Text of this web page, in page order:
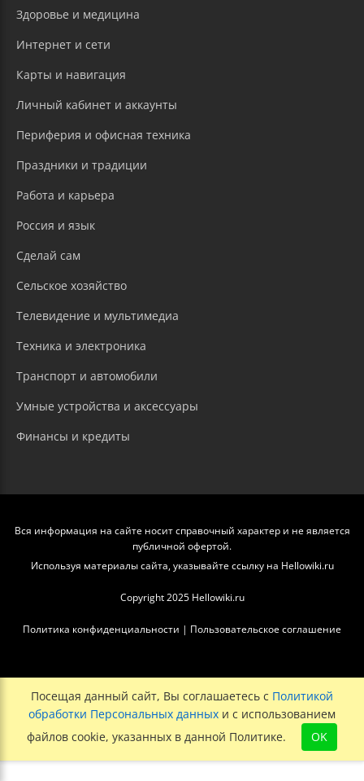
Здоровье и медицина
Интернет и сети
Карты и навигация
Личный кабинет и аккаунты
Периферия и офисная техника
Праздники и традиции
Работа и карьера
Россия и язык
Сделай сам
Сельское хозяйство
Телевидение и мультимедиа
Техника и электроника
Транспорт и автомобили
Умные устройства и аксессуары
Финансы и кредиты
Вся информация на сайте носит справочный характер и не является
публичной офертой.
Используя материалы сайта, указывайте ссылку на Hellowiki.ru
Copyright 2025 Hellowiki.ru
Политика конфиденциальности | Пользовательское соглашение
Посещая данный сайт, Вы соглашаетесь с Политикой
обработки Персональных данных и с использованием
файлов cookie, указанных в данной Политике.
OK